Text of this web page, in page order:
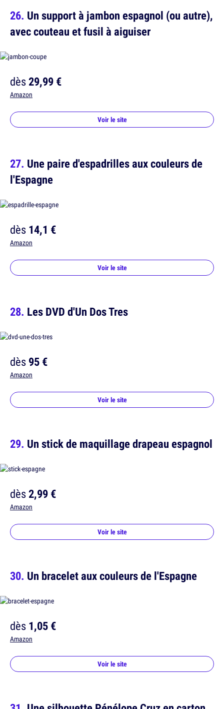
Un support à jambon espagnol (ou autre),
avec couteau et fusil à aiguiser
dès29,99 €
Amazon
Voir le site
Une paire d'espadrilles aux couleurs de
l'Espagne
dès14,1 €
Amazon
Voir le site
Les DVD d'Un Dos Tres
dès95 €
Amazon
Voir le site
Un stick de maquillage drapeau espagnol
dès2,99 €
Amazon
Voir le site
Un bracelet aux couleurs de l'Espagne
dès1,05 €
Amazon
Voir le site